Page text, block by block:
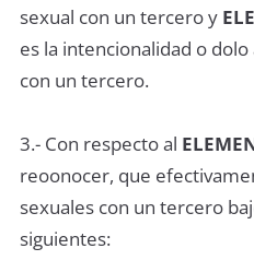
sexual con un tercero y
es la intencionalidad o
con un tercero.
3.- Con respecto al
reoonocer, que
sexuales con un tercero
siguientes: